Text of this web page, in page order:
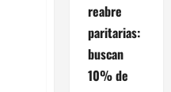
reabre
paritarias:
buscan
10% de